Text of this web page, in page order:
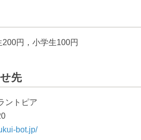
円，小学生100円
先
ントピア
bot.jp/